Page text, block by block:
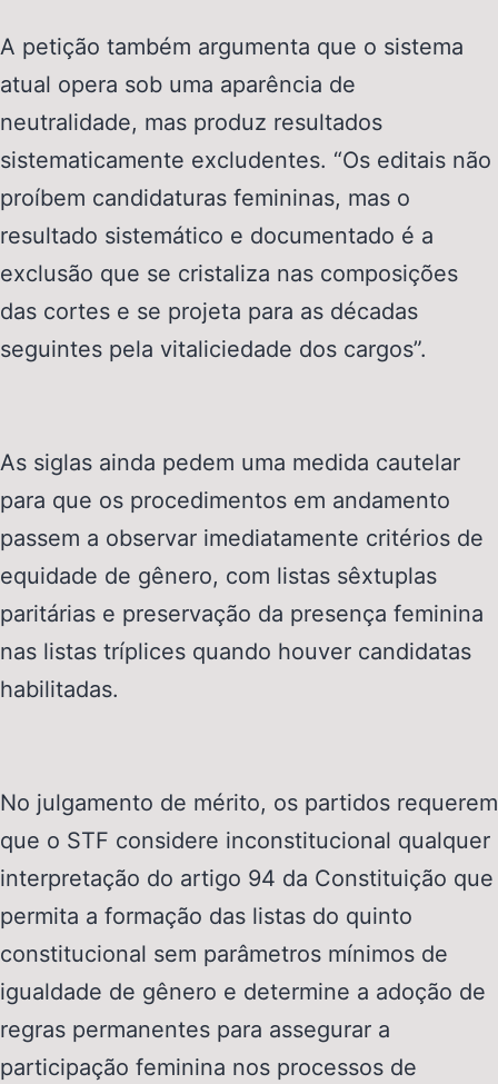
A petição também argumenta que o sistema
atual opera sob uma aparência de
neutralidade, mas produz resultados
sistematicamente excludentes. “Os editais não
proíbem candidaturas femininas, mas o
resultado sistemático e documentado é a
exclusão que se cristaliza nas composições
das cortes e se projeta para as décadas
seguintes pela vitaliciedade dos cargos”.
As siglas ainda pedem uma medida cautelar
para que os procedimentos em andamento
passem a observar imediatamente critérios de
equidade de gênero, com listas sêxtuplas
paritárias e preservação da presença feminina
nas listas tríplices quando houver candidatas
habilitadas.
No julgamento de mérito, os partidos requerem
que o STF considere inconstitucional qualquer
interpretação do artigo 94 da Constituição que
permita a formação das listas do quinto
constitucional sem parâmetros mínimos de
igualdade de gênero e determine a adoção de
regras permanentes para assegurar a
participação feminina nos processos de